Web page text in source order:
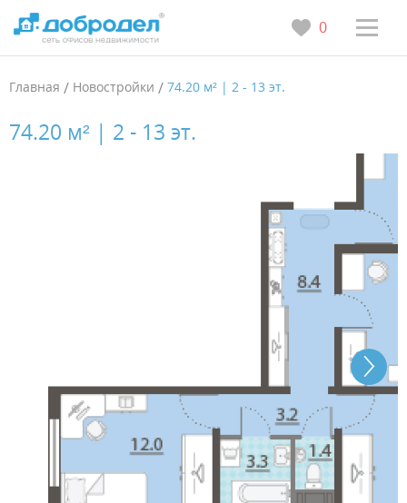
0
Главная / Новостройки / 74.20 м² | 2 - 13 эт.
74.20 м² | 2 - 13 эт.